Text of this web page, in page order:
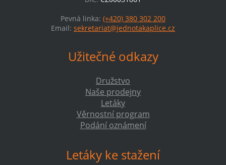
Pevná linka: (+420) 380 302 200
Email: sekretariat@jednotakaplice.cz
Užitečné odkazy
Družstvo
Naše prodejny
Letáky
Věrnostní program
Podání oznámení
Letáky ke stažení